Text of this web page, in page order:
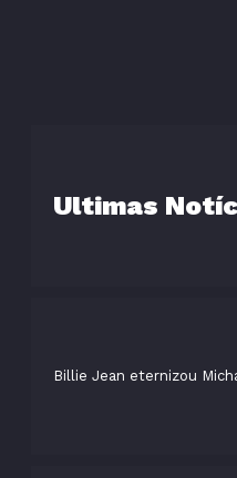
Ultimas
Billie Jean eternizou